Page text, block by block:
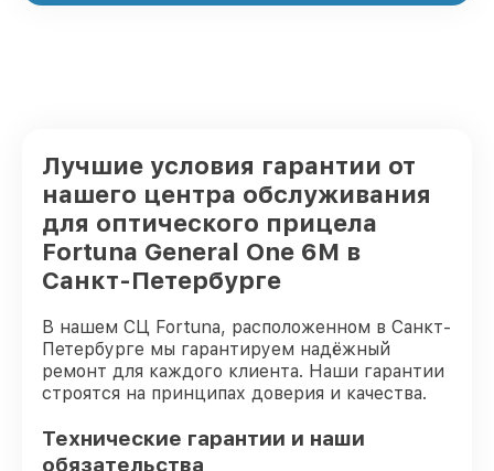
Лучшие условия гарантии от
нашего центра обслуживания
для оптического прицела
Fortuna General One 6M в
Санкт-Петербурге
В нашем СЦ Fortuna, расположенном в Санкт-
Петербурге мы гарантируем надёжный
ремонт для каждого клиента. Наши гарантии
строятся на принципах доверия и качества.
Технические гарантии и наши
обязательства